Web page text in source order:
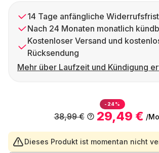
14 Tage anfängliche Widerrufsfrist
Nach 24 Monaten monatlich
Kostenloser Versand und
Rücksendung
Mehr über Laufzeit und Kündigung
-24%
29,49 € /
38,99 €
Dieses Produkt ist momentan nicht